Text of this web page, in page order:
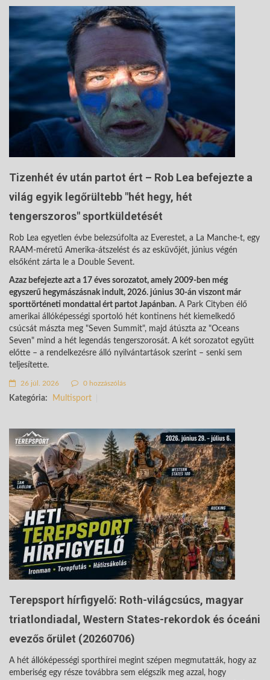
Tizenhét év után partot ért – Rob Lea befejezte a
világ egyik legőrültebb "hét hegy, hét
tengerszoros" sportküldetését
Rob Lea egyetlen évbe belezsúfolta az Everestet, a La Manche-t, egy
RAAM-méretű Amerika-átszelést és az esküvőjét, június végén
elsőként zárta le a Double Sevent.
Azaz befejezte azt a 17 éves sorozatot, amely 2009-ben még
egyszerű hegymászásnak indult, 2026. június 30-án viszont már
sporttörténeti mondattal ért partot Japánban. A Park Cityben élő
amerikai állóképességi sportoló hét kontinens hét kiemelkedő
csúcsát mászta meg "Seven Summit", majd átúszta az "Oceans
Seven" mind a hét legendás tengerszorosát. A két sorozatot együtt
előtte – a rendelkezésre álló nyilvántartások szerint – senki sem
teljesítette.
26 júl. 2026 0 hozzászólás
Kategória: Multisport
Terepsport hírfigyelő: Roth-világcsúcs, magyar
triatlondiadal, Western States-rekordok és óceáni
evezős őrület (20260706)
A hét állóképességi sporthírei megint szépen megmutatták, hogy az
emberiség egy része továbbra sem elégszik meg azzal, hogy